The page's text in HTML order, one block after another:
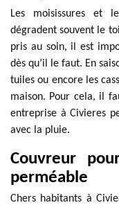
Les moisissures et
dégradent souvent le
pris au soin, il est
dès qu’il le faut. En
tuiles ou encore les
maison. Pour cela, il
entreprise à Civieres
avec la pluie.
Couvreur
perméable
Chers habitants à